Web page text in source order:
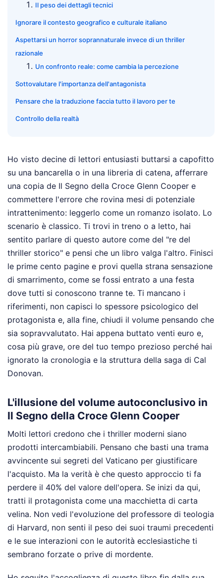
Il peso dei dettagli tecnici
Ignorare il contesto geografico e culturale italiano
Aspettarsi un horror soprannaturale invece di un thriller
razionale
Un confronto reale: come cambia la percezione
Sottovalutare l'importanza dell'antagonista
Pensare che la traduzione faccia tutto il lavoro per te
Controllo della realtà
Ho visto decine di lettori entusiasti buttarsi a capofitto
su una bancarella o in una libreria di catena, afferrare
una copia de Il Segno della Croce Glenn Cooper e
commettere l'errore che rovina mesi di potenziale
intrattenimento: leggerlo come un romanzo isolato. Lo
scenario è classico. Ti trovi in treno o a letto, hai
sentito parlare di questo autore come del "re del
thriller storico" e pensi che un libro valga l'altro. Finisci
le prime cento pagine e provi quella strana sensazione
di smarrimento, come se fossi entrato a una festa
dove tutti si conoscono tranne te. Ti mancano i
riferimenti, non capisci lo spessore psicologico del
protagonista e, alla fine, chiudi il volume pensando che
sia sopravvalutato. Hai appena buttato venti euro e,
cosa più grave, ore del tuo tempo prezioso perché hai
ignorato la cronologia e la struttura della saga di Cal
Donovan.
L'illusione del volume autoconclusivo in
Il Segno della Croce Glenn Cooper
Molti lettori credono che i thriller moderni siano
prodotti intercambiabili. Pensano che basti una trama
avvincente sui segreti del Vaticano per giustificare
l'acquisto. Ma la verità è che questo approccio ti fa
perdere il 40% del valore dell'opera. Se inizi da qui,
tratti il protagonista come una macchietta di carta
velina. Non vedi l'evoluzione del professore di teologia
di Harvard, non senti il peso dei suoi traumi precedenti
e le sue interazioni con le autorità ecclesiastiche ti
sembrano forzate o prive di mordente.